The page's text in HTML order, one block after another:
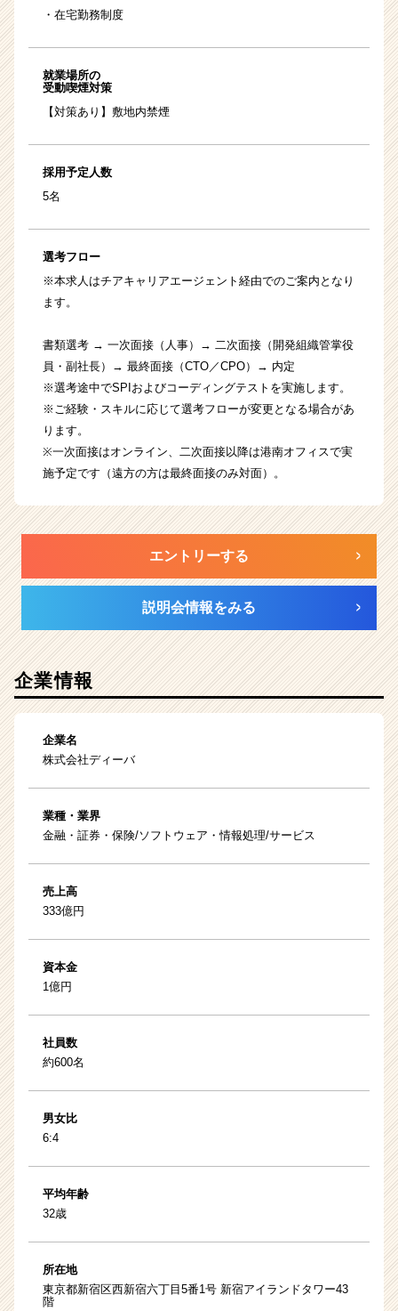
・在宅勤務制度
就業場所の
受動喫煙対策
【対策あり】敷地内禁煙
採用予定人数
5名
選考フロー
※本求人はチアキャリアエージェント経由でのご案内となり
ます。
書類選考 → 一次面接（人事）→ 二次面接（開発組織管掌役
員・副社長）→ 最終面接（CTO／CPO）→ 内定
※選考途中でSPIおよびコーディングテストを実施します。
※ご経験・スキルに応じて選考フローが変更となる場合があ
ります。
※一次面接はオンライン、二次面接以降は港南オフィスで実
施予定です（遠方の方は最終面接のみ対面）。
エントリーする
説明会情報をみる
企業情報
企業名
株式会社ディーバ
業種・業界
金融・証券・保険/ソフトウェア・情報処理/サービス
売上高
333億円
資本金
1億円
社員数
約600名
男女比
6:4
平均年齢
32歳
所在地
東京都新宿区西新宿六丁目5番1号 新宿アイランドタワー43
階